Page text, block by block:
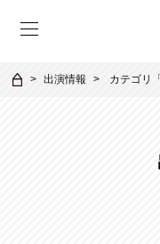
出演情報 カテゴリ「